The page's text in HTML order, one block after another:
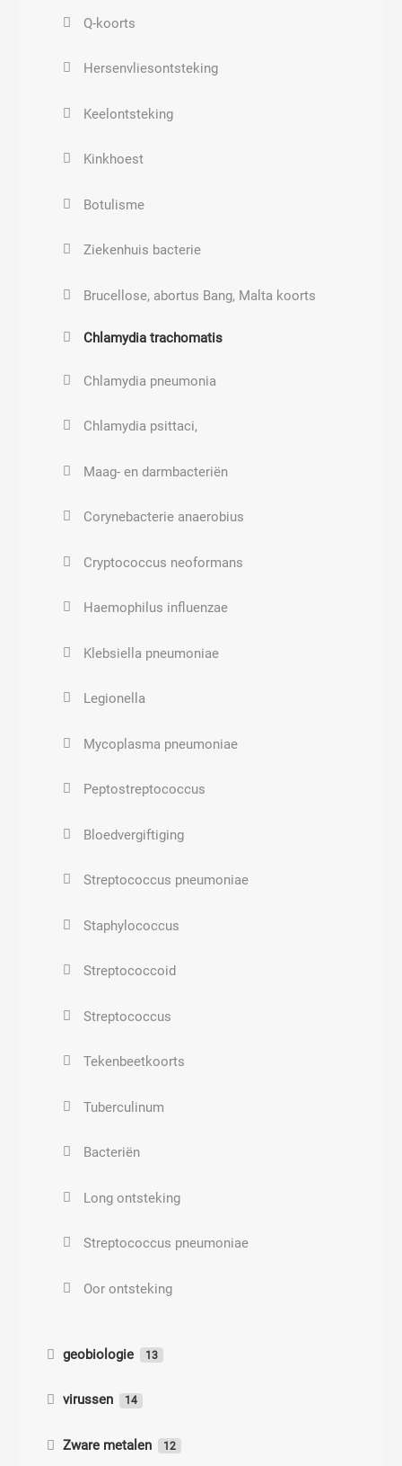
Q-koorts
Hersenvliesontsteking
Keelontsteking
Kinkhoest
Botulisme
Ziekenhuis bacterie
Brucellose, abortus Bang, Malta koorts
Chlamydia trachomatis
Chlamydia pneumonia
Chlamydia psittaci,
Maag- en darmbacteriën
Corynebacterie anaerobius
Cryptococcus neoformans
Haemophilus influenzae
Klebsiella pneumoniae
Legionella
Mycoplasma pneumoniae
Peptostreptococcus
Bloedvergiftiging
Streptococcus pneumoniae
Staphylococcus
Streptococcoid
Streptococcus
Tekenbeetkoorts
Tuberculinum
Bacteriën
Long ontsteking
Streptococcus pneumoniae
Oor ontsteking
geobiologie 13
virussen 14
Zware metalen 12